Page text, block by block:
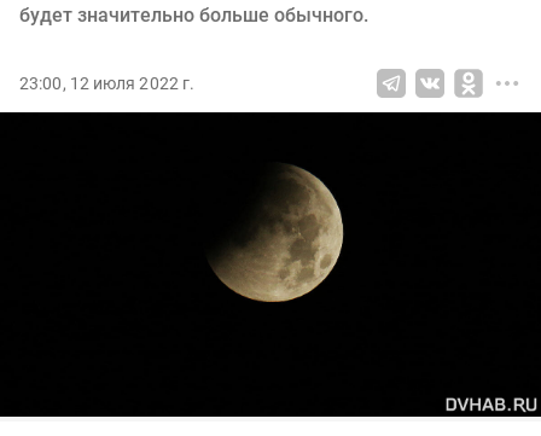
будет значительно больше обычного.
23:00, 12 июля 2022 г.